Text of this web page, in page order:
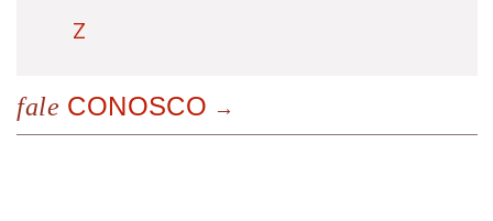
Z
fale CONOSCO